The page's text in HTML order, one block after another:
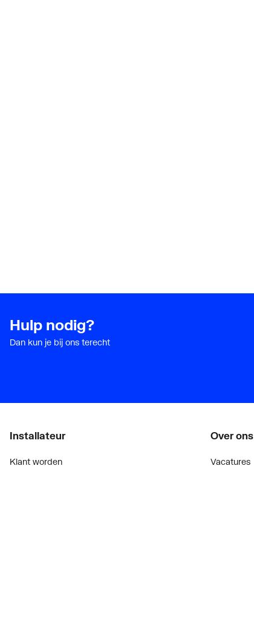
Hulp nodig?
Dan kun je bij ons terecht
Installateur
Klant worden
Over ons
Vacatures